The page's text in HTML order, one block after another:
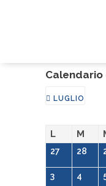
Calendario
LUGLIO
L M
27 28
3 4